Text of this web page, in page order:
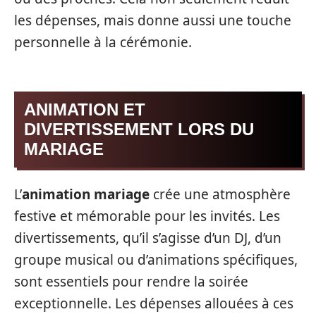
les dépenses, mais donne aussi une touche
personnelle à la cérémonie.
ANIMATION ET
DIVERTISSEMENT LORS DU
MARIAGE
L’animation mariage crée une atmosphère
festive et mémorable pour les invités. Les
divertissements, qu’il s’agisse d’un DJ, d’un
groupe musical ou d’animations spécifiques,
sont essentiels pour rendre la soirée
exceptionnelle. Les dépenses allouées à ces